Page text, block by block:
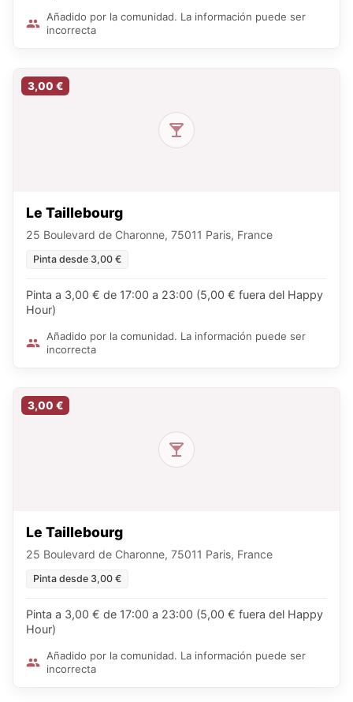
Añadido por la comunidad. La información puede ser
incorrecta
3,00 €
Le Taillebourg
25 Boulevard de Charonne, 75011 Paris, France
Pinta desde 3,00 €
Pinta a 3,00 € de 17:00 a 23:00 (5,00 € fuera del Happy
Hour)
Añadido por la comunidad. La información puede ser
incorrecta
3,00 €
Le Taillebourg
25 Boulevard de Charonne, 75011 Paris, France
Pinta desde 3,00 €
Pinta a 3,00 € de 17:00 a 23:00 (5,00 € fuera del Happy
Hour)
Añadido por la comunidad. La información puede ser
incorrecta